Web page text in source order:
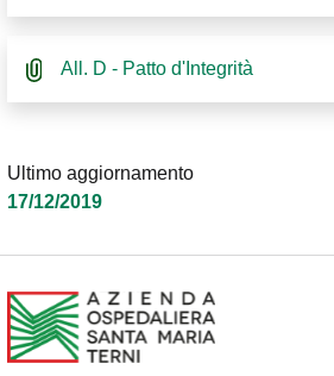
All. D - Patto d'Integrità
Ultimo aggiornamento
17/12/2019